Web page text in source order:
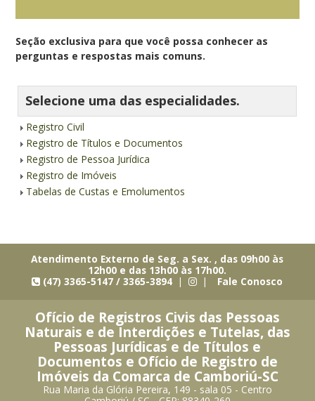
Seção exclusiva para que você possa conhecer as
perguntas e respostas mais comuns.
Selecione uma das especialidades.
Registro Civil
Registro de Títulos e Documentos
Registro de Pessoa Jurídica
Registro de Imóveis
Tabelas de Custas e Emolumentos
Atendimento Externo de Seg. a Sex. , das 09h00 às
12h00 e das 13h00 às 17h00.
(47) 3365-5147 / 3365-3894 |
| Fale Conosco
Ofício de Registros Civis das Pessoas
Naturais e de Interdições e Tutelas, das
Pessoas Jurídicas e de Títulos e
Documentos e Ofício de Registro de
Imóveis da Comarca de Camboriú-SC
Rua Maria da Glória Pereira, 149 - sala 05 - Centro